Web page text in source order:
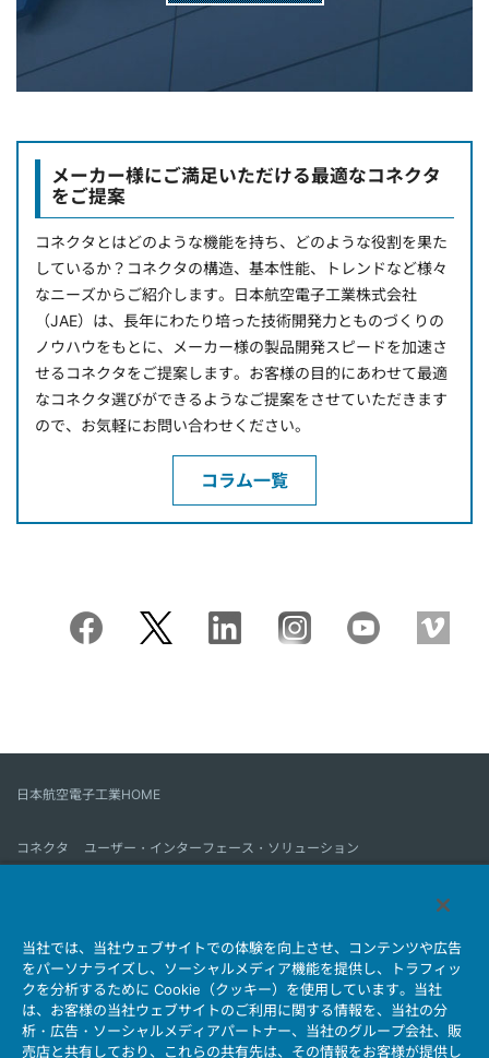
メーカー様にご満足いただける最適なコネクタ
をご提案
コネクタとはどのような機能を持ち、どのような役割を果た
しているか？コネクタの構造、基本性能、トレンドなど様々
なニーズからご紹介します。日本航空電子工業株式会社
（JAE）は、長年にわたり培った技術開発力とものづくりの
ノウハウをもとに、メーカー様の製品開発スピードを加速さ
せるコネクタをご提案します。お客様の目的にあわせて最適
なコネクタ選びができるようなご提案をさせていただきます
ので、お気軽にお問い合わせください。
コラム一覧
日本航空電子工業HOME
コネクタ
ユーザー・インターフェース・ソリューション
会社情報 サステナビリティ IR情報 採用情報
会社情報新着一覧
製品情報新着一覧
サイトマップ お問い合わせ
当社では、当社ウェブサイトでの体験を向上させ、コンテンツや広告
をパーソナライズし、ソーシャルメディア機能を提供し、トラフィッ
クを分析するために Cookie（クッキー）を使用しています。当社
は、お客様の当社ウェブサイトのご利用に関する情報を、当社の分
析・広告・ソーシャルメディアパートナー、当社のグループ会社、販
売店と共有しており、これらの共有先は、その情報をお客様が提供し